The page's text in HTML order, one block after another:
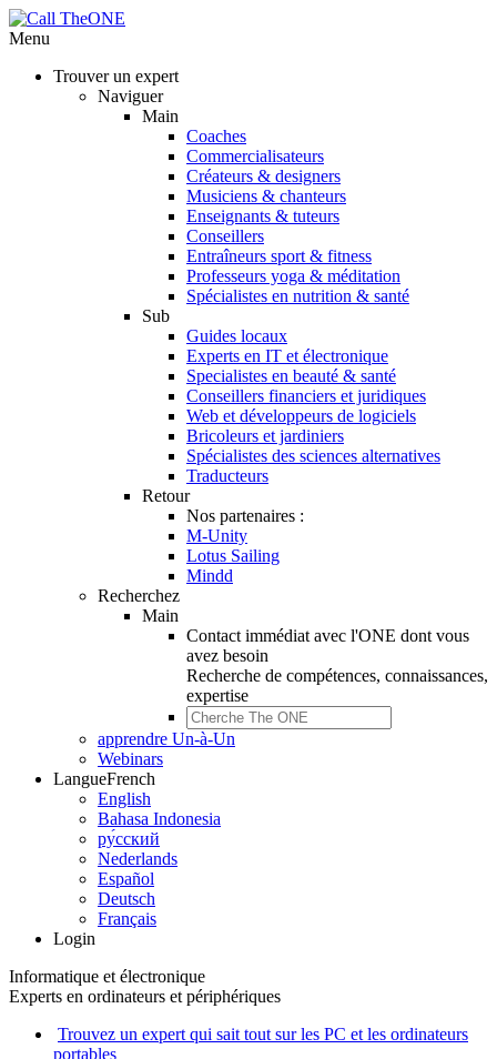
Menu
Trouver un expert
Naviguer
Main
Coaches
Commercialisateurs
Créateurs & designers
Musiciens & chanteurs
Enseignants & tuteurs
Conseillers
Entraîneurs sport & fitness
Professeurs yoga & méditation
Spécialistes en nutrition & santé
Sub
Guides locaux
Experts en IT et électronique
Specialistes en beauté & santé
Conseillers financiers et juridiques
Web et développeurs de logiciels
Bricoleurs et jardiniers
Spécialistes des sciences alternatives
Traducteurs
Retour
Nos partenaires :
M-Unity
Lotus Sailing
Mindd
Recherchez
Main
Contact immédiat avec l'ONE dont vous
avez besoin
Recherche de compétences, connaissances,
expertise
apprendre Un-à-Un
Webinars
LangueFrench
English
Bahasa Indonesia
ру́сский
Nederlands
Español
Deutsch
Français
Login
Informatique et électronique
Experts en ordinateurs et périphériques
Trouvez un expert qui sait tout sur les PC et les ordinateurs
portables